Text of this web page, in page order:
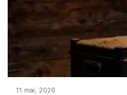
11 mai, 2026